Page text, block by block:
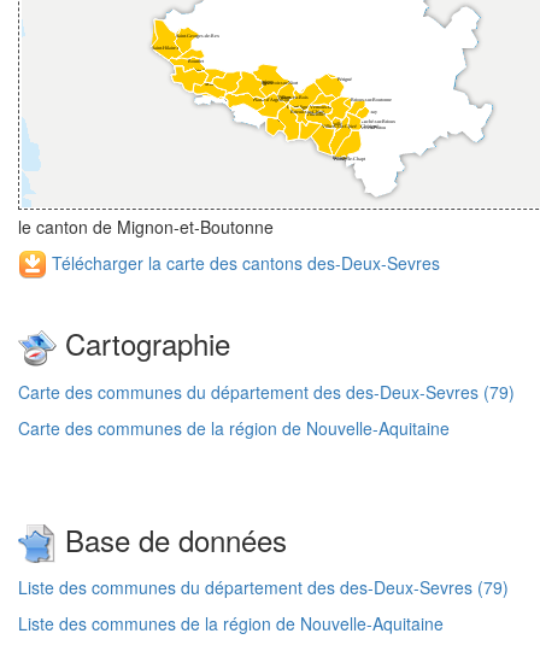
le canton de Mignon-et-Boutonne
Télécharger la carte des cantons des-Deux-Sevres
Cartographie
Carte des communes du département des des-Deux-Sevres (79)
Carte des communes de la région de Nouvelle-Aquitaine
Base de données
Liste des communes du département des des-Deux-Sevres (79)
Liste des communes de la région de Nouvelle-Aquitaine